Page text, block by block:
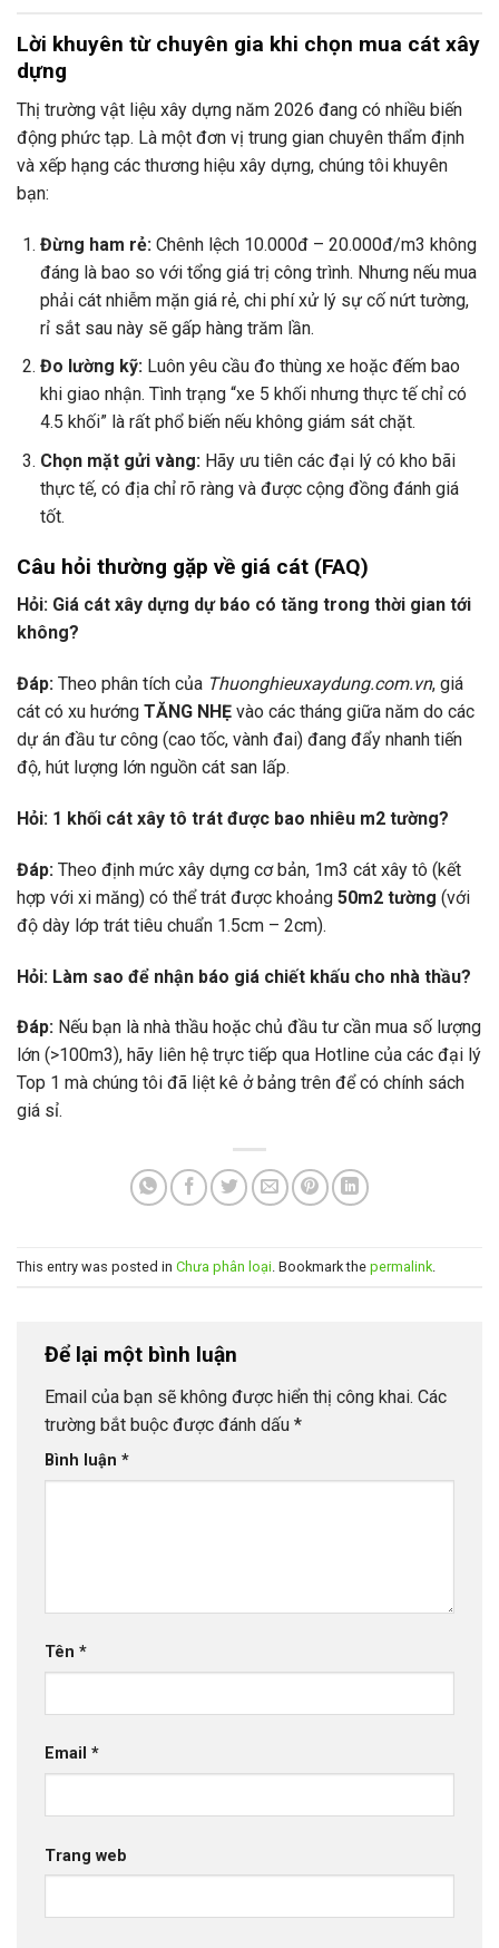
Lời khuyên từ chuyên gia khi chọn mua cát xây
dựng
Thị trường vật liệu xây dựng năm 2026 đang có nhiều biến
động phức tạp. Là một đơn vị trung gian chuyên thẩm định
và xếp hạng các thương hiệu xây dựng, chúng tôi khuyên
bạn:
Đừng ham rẻ:Chênh lệch 10.000đ – 20.000đ/m3 không
đáng là bao so với tổng giá trị công trình. Nhưng nếu mua
phải cát nhiễm mặn giá rẻ, chi phí xử lý sự cố nứt tường,
rỉ sắt sau này sẽ gấp hàng trăm lần.
Đo lường kỹ:Luôn yêu cầu đo thùng xe hoặc đếm bao
khi giao nhận. Tình trạng “xe 5 khối nhưng thực tế chỉ có
4.5 khối” là rất phổ biến nếu không giám sát chặt.
Chọn mặt gửi vàng:Hãy ưu tiên các đại lý có kho bãi
thực tế, có địa chỉ rõ ràng và được cộng đồng đánh giá
tốt.
Câu hỏi thường gặp về giá cát (FAQ)
Hỏi: Giá cát xây dựng dự báo có tăng trong thời gian tới
không?
Đáp: Theo phân tích của Thuonghieuxaydung.com.vn, giá
cát có xu hướng TĂNG NHẸ vào các tháng giữa năm do các
dự án đầu tư công (cao tốc, vành đai) đang đẩy nhanh tiến
độ, hút lượng lớn nguồn cát san lấp.
Hỏi: 1 khối cát xây tô trát được bao nhiêu m2 tường?
Đáp: Theo định mức xây dựng cơ bản, 1m3 cát xây tô (kết
hợp với xi măng) có thể trát được khoảng 50m2 tường (với
độ dày lớp trát tiêu chuẩn 1.5cm – 2cm).
Hỏi: Làm sao để nhận báo giá chiết khấu cho nhà thầu?
Đáp: Nếu bạn là nhà thầu hoặc chủ đầu tư cần mua số lượng
lớn (>100m3), hãy liên hệ trực tiếp qua Hotline của các đại lý
Top 1 mà chúng tôi đã liệt kê ở bảng trên để có chính sách
giá sỉ.
This entry was posted in Chưa phân loại . Bookmark the permalink
Để lại một bình luận
Email của bạn sẽ không được hiển thị công khai. Các
trường bắt buộc được đánh dấu *
Bình luận *
Tên *
Email *
Trang web